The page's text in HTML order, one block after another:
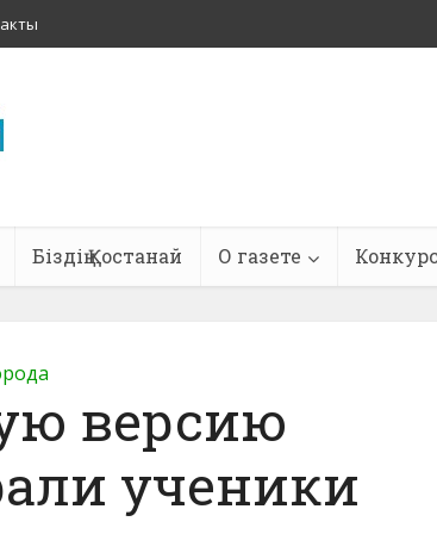
Біздің Қостанай О газете
версию
ученики